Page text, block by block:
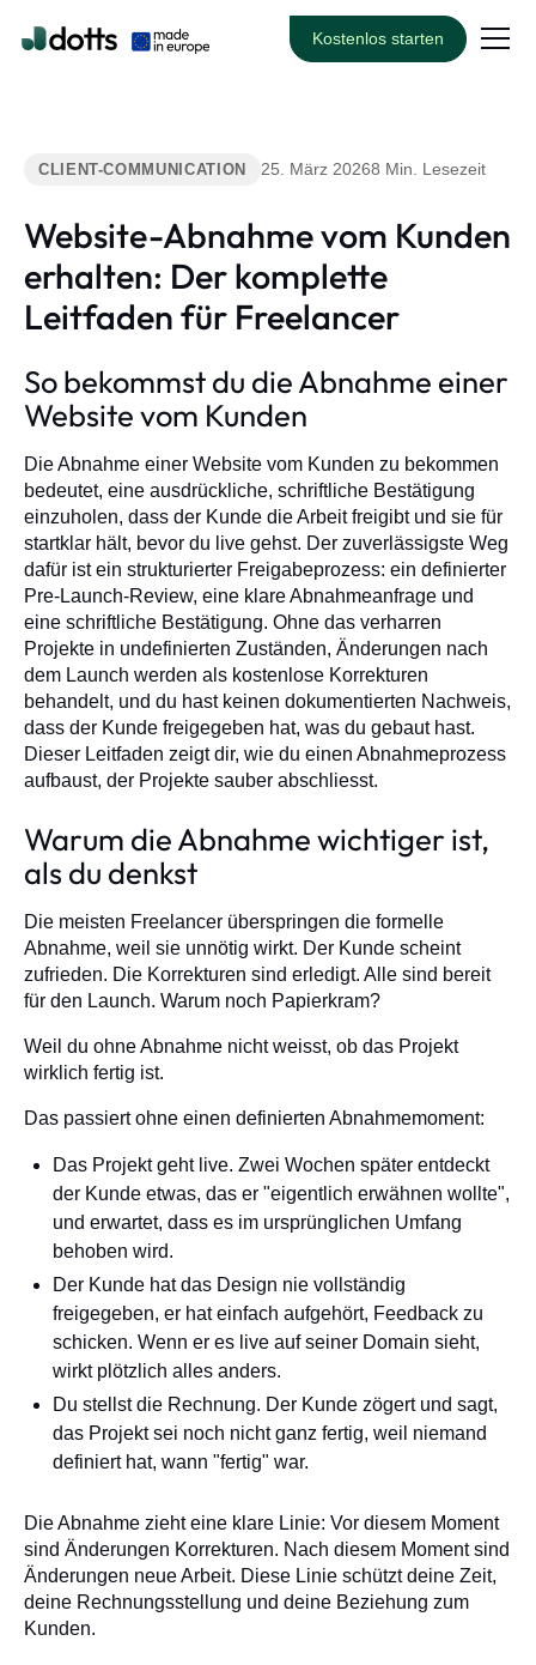
Kostenlos starten
CLIENT-COMMUNICATION 25. März 20268 Min. Lesezeit
Website-Abnahme vom Kunden
erhalten: Der komplette
Leitfaden für Freelancer
So bekommst du die Abnahme einer
Website vom Kunden
Die Abnahme einer Website vom Kunden zu bekommen
bedeutet, eine ausdrückliche, schriftliche Bestätigung
einzuholen, dass der Kunde die Arbeit freigibt und sie für
startklar hält, bevor du live gehst. Der zuverlässigste Weg
dafür ist ein strukturierter Freigabeprozess: ein definierter
Pre-Launch-Review, eine klare Abnahmeanfrage und
eine schriftliche Bestätigung. Ohne das verharren
Projekte in undefinierten Zuständen, Änderungen nach
dem Launch werden als kostenlose Korrekturen
behandelt, und du hast keinen dokumentierten Nachweis,
dass der Kunde freigegeben hat, was du gebaut hast.
Dieser Leitfaden zeigt dir, wie du einen Abnahmeprozess
aufbaust, der Projekte sauber abschliesst.
Warum die Abnahme wichtiger ist,
als du denkst
Die meisten Freelancer überspringen die formelle
Abnahme, weil sie unnötig wirkt. Der Kunde scheint
zufrieden. Die Korrekturen sind erledigt. Alle sind bereit
für den Launch. Warum noch Papierkram?
Weil du ohne Abnahme nicht weisst, ob das Projekt
wirklich fertig ist.
Das passiert ohne einen definierten Abnahmemoment:
Das Projekt geht live. Zwei Wochen später entdeckt
der Kunde etwas, das er "eigentlich erwähnen wollte",
und erwartet, dass es im ursprünglichen Umfang
behoben wird.
Der Kunde hat das Design nie vollständig
freigegeben, er hat einfach aufgehört, Feedback zu
schicken. Wenn er es live auf seiner Domain sieht,
wirkt plötzlich alles anders.
Du stellst die Rechnung. Der Kunde zögert und sagt,
das Projekt sei noch nicht ganz fertig, weil niemand
definiert hat, wann "fertig" war.
Die Abnahme zieht eine klare Linie: Vor diesem Moment
sind Änderungen Korrekturen. Nach diesem Moment sind
Änderungen neue Arbeit. Diese Linie schützt deine Zeit,
deine Rechnungsstellung und deine Beziehung zum
Kunden.